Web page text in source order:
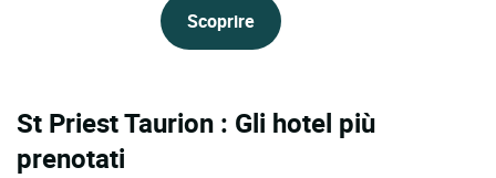
Scoprire
St Priest Taurion : Gli hotel più
prenotati